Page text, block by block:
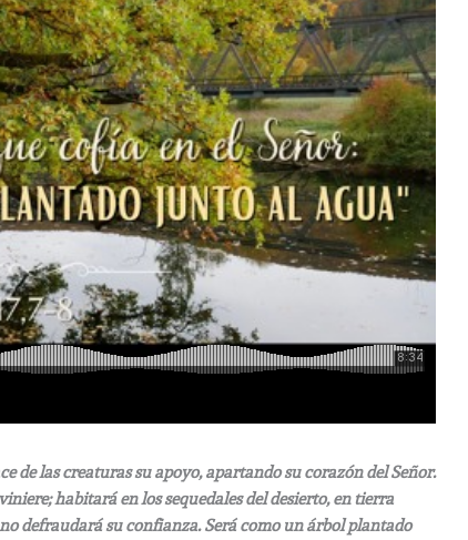
de las creaturas su apoyo, apartando su corazón del Señor.
habitará en los sequedales del desierto, en tierra
defraudará su confianza. Será como un árbol plantado